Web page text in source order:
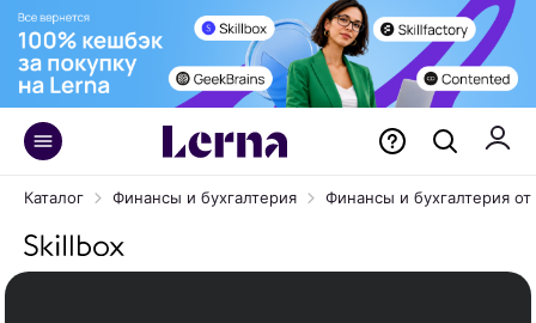
Каталог Финансы и бухгалтерия Финансы и бухгалтерия от